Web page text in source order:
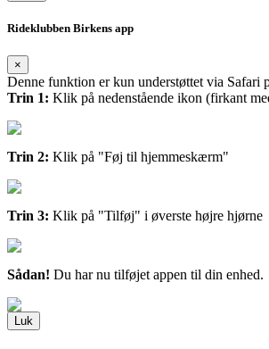
Rideklubben Birkens app
×
Denne funktion er kun understøttet via Safari
Trin 1: Klik på nedenstående ikon (firkant
Trin 2: Klik på "Føj til hjemmeskærm"
Trin 3: Klik på "Tilføj" i øverste højre hjørne
Sådan! Du har nu tilføjet appen til din enhed.
Luk